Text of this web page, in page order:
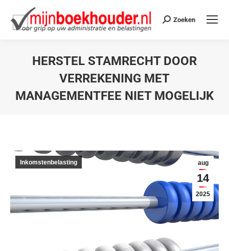
Zoeken
HERSTEL STAMRECHT DOOR
VERREKENING MET
MANAGEMENTFEE NIET MOGELIJK
aug
14
2025
Inkomstenbelasting